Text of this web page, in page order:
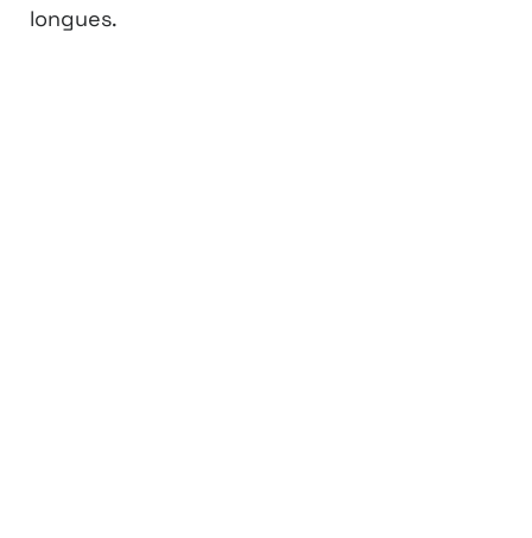
longues.